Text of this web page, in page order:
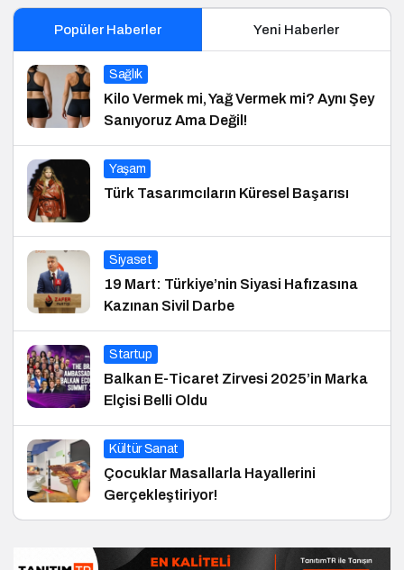
Popüler Haberler Yeni Haberler
Sağlık
Kilo Vermek mi, Yağ Vermek mi? Aynı Şey
Sanıyoruz Ama Değil!
Yaşam
Türk Tasarımcıların Küresel Başarısı
Siyaset
19 Mart: Türkiye’nin Siyasi Hafızasına
Kazınan Sivil Darbe
Startup
Balkan E-Ticaret Zirvesi 2025’in Marka
Elçisi Belli Oldu
Kültür Sanat
Çocuklar Masallarla Hayallerini
Gerçekleştiriyor!